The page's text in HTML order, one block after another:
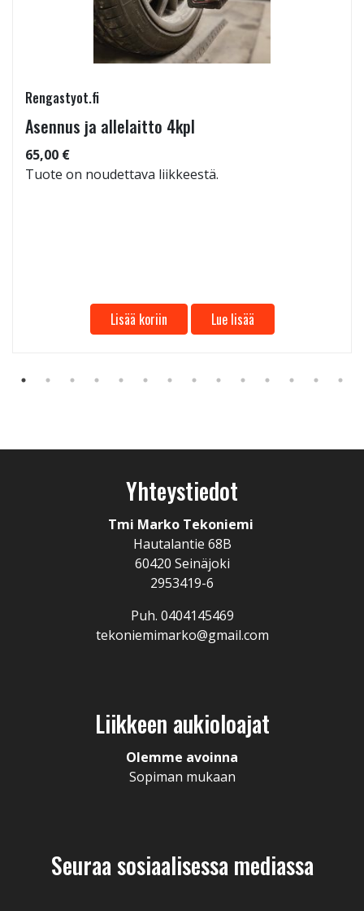
Rengastyot.fi
Asennus ja allelaitto 4kpl
65,00 €
Tuote on noudettava liikkeestä.
Lisää koriin Lue lisää
Yhteystiedot
Tmi Marko Tekoniemi
Hautalantie 68B
60420 Seinäjoki
2953419-6
Puh. 0404145469
tekoniemimarko@gmail.com
Liikkeen aukioloajat
Olemme avoinna
Sopiman mukaan
Seuraa sosiaalisessa mediassa